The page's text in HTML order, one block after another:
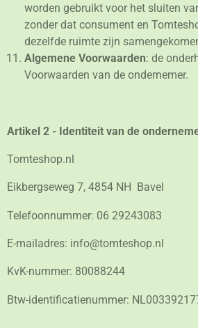
worden gebruikt voor het sluiten
zonder dat consument en
dezelfde ruimte zijn
Algemene Voorwaarden: de
Voorwaarden van de ondernemer.
Artikel 2 - Identiteit van de
Tomteshop.nl
Eikbergseweg 7, 4854 NH Bavel
Telefoonnummer: 06 29243083
E-mailadres: info@tomteshop.nl
KvK-nummer: 80088244
Btw-identificatienummer: